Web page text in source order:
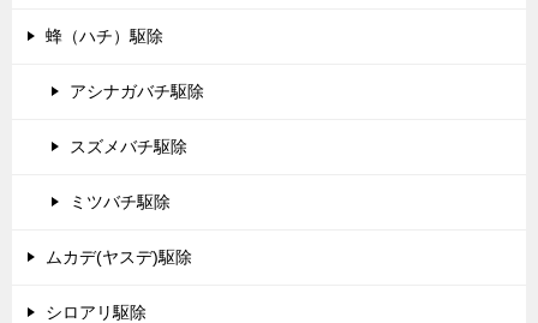
蜂（ハチ）駆除
アシナガバチ駆除
スズメバチ駆除
ミツバチ駆除
ムカデ(ヤスデ)駆除
シロアリ駆除